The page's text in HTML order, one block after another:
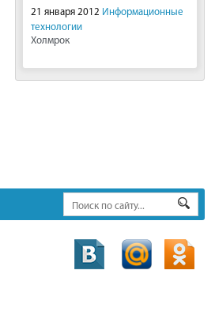
21 января 2012 Информационные
технологии
Холмрок